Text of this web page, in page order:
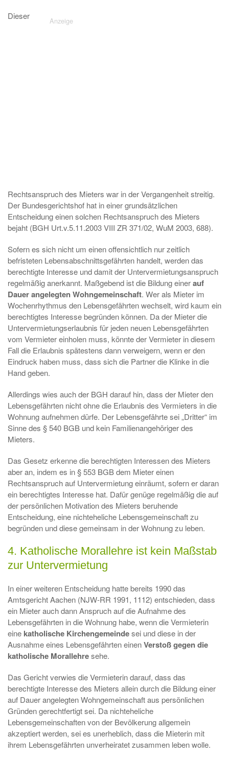
Dieser
Rechtsanspruch des Mieters war in der Vergangenheit streitig.
Der Bundesgerichtshof hat in einer grundsätzlichen
Entscheidung einen solchen Rechtsanspruch des Mieters
bejaht (BGH Urt.v.5.11.2003 VIII ZR 371/02, WuM 2003, 688).
Sofern es sich nicht um einen offensichtlich nur zeitlich
befristeten Lebensabschnittsgefährten handelt, werden das
berechtigte Interesse und damit der Untervermietungsanspruch
regelmäßig anerkannt. Maßgebend ist die Bildung einerauf
Dauer angelegten Wohngemeinschaft. Wer als Mieter im
Wochenrhythmus den Lebensgefährten wechselt, wird kaum ein
berechtigtes Interesse begründen können. Da der Mieter die
Untervermietungserlaubnis für jeden neuen Lebensgefährten
vom Vermieter einholen muss, könnte der Vermieter in diesem
Fall die Erlaubnis spätestens dann verweigern, wenn er den
Eindruck haben muss, dass sich die Partner die Klinke in die
Hand geben.
Allerdings wies auch der BGH darauf hin, dass der Mieter den
Lebensgefährten nicht ohne die Erlaubnis des Vermieters in die
Wohnung aufnehmen dürfe. Der Lebensgefährte sei „Dritter“ im
Sinne des § 540 BGB und kein Familienangehöriger des
Mieters.
Das Gesetz erkenne die berechtigten Interessen des Mieters
aber an, indem es in § 553 BGB dem Mieter einen
Rechtsanspruch auf Untervermietung einräumt, sofern er daran
ein berechtigtes Interesse hat. Dafür genüge regelmäßig die auf
der persönlichen Motivation des Mieters beruhende
Entscheidung, eine nichteheliche Lebensgemeinschaft zu
begründen und diese gemeinsam in der Wohnung zu leben.
4. Katholische Morallehre ist kein Maßstab
zur Untervermietung
In einer weiteren Entscheidung hatte bereits 1990 das
Amtsgericht Aachen (NJW-RR 1991, 1112) entschieden, dass
ein Mieter auch dann Anspruch auf die Aufnahme des
Lebensgefährten in die Wohnung habe, wenn die Vermieterin
eine katholische Kirchengemeindesei und diese in der
Ausnahme eines Lebensgefährten einenVerstoß gegen die
katholische Morallehresehe.
Das Gericht verwies die Vermieterin darauf, dass das
berechtigte Interesse des Mieters allein durch die Bildung einer
auf Dauer angelegten Wohngemeinschaft aus persönlichen
Gründen gerechtfertigt sei. Da nichteheliche
Lebensgemeinschaften von der Bevölkerung allgemein
akzeptiert werden, sei es unerheblich, dass die Mieterin mit
ihrem Lebensgefährten unverheiratet zusammen leben wolle.